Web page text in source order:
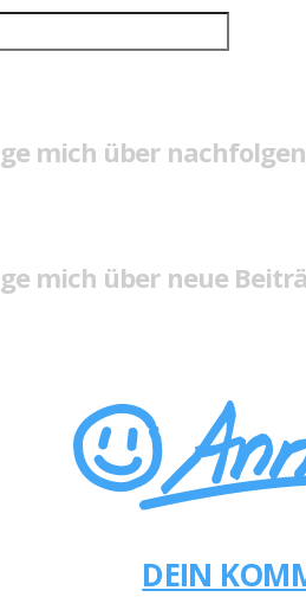
mich über
mich über neue
DEIN